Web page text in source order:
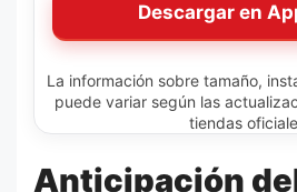
Descargar en
La información sobre tamaño,
puede variar según las
tiendas
Anticipación